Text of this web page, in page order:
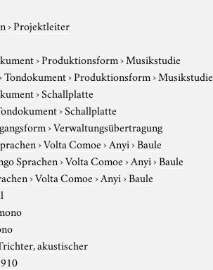
›Projektleiter
›Produktionsform›Musikstudie
Tondokument›Produktionsform›Musikstudie
›Schallplatte
›Schallplatte
›Verwaltungsübertragung
›Volta Comoe›Anyi›Baule
Sprachen›Volta Comoe›Anyi›Baule
›Volta Comoe›Anyi›Baule
akustischer